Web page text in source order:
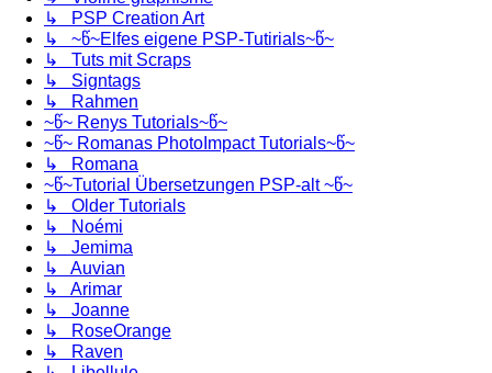
↳ PSP Creation Art
↳ ~წ~Elfes eigene PSP-Tutirials~წ~
↳ Tuts mit Scraps
↳ Signtags
↳ Rahmen
~წ~ Renys Tutorials~წ~
~წ~ Romanas PhotoImpact Tutorials~წ~
↳ Romana
~წ~Tutorial Übersetzungen PSP-alt ~წ~
↳ Older Tutorials
↳ Noémi
↳ Jemima
↳ Auvian
↳ Arimar
↳ Joanne
↳ RoseOrange
↳ Raven